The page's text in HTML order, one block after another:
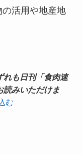
活用や地産地
も日刊「食肉速
読みいただけま
む